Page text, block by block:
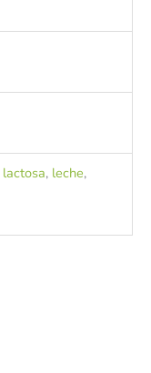
lactosa, leche,